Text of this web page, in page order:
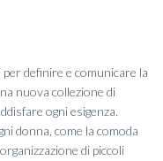
definire e comunicare la
nuova collezione di
ogni esigenza.
donna, come la comoda
di piccoli